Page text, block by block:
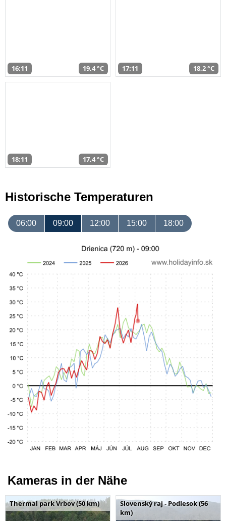
16:11 19,4 °C 17:11 18,2 °C
18:11 17,4 °C
Historische Temperaturen
06:00 09:00 12:00 15:00 18:00
Kameras in der Nähe
Thermal park Vrbov (50 km)
Slovenský raj - Podlesok (56
km)